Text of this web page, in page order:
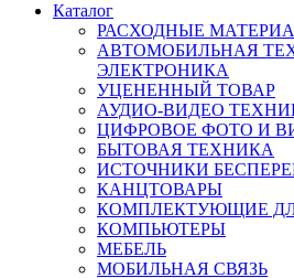
Каталог
РАСХОДНЫЕ
АВТОМОБИЛЬНАЯ
ЭЛЕКТРОНИКА
УЦЕНЕННЫЙ ТОВАР
АУДИО-ВИДЕО
ЦИФРОВОЕ ФОТО И
БЫТОВАЯ ТЕХНИКА
ИСТОЧНИКИ
КАНЦТОВАРЫ
КОМПЛЕКТУЮЩИЕ
КОМПЬЮТЕРЫ
МЕБЕЛЬ
МОБИЛЬНАЯ СВЯЗЬ